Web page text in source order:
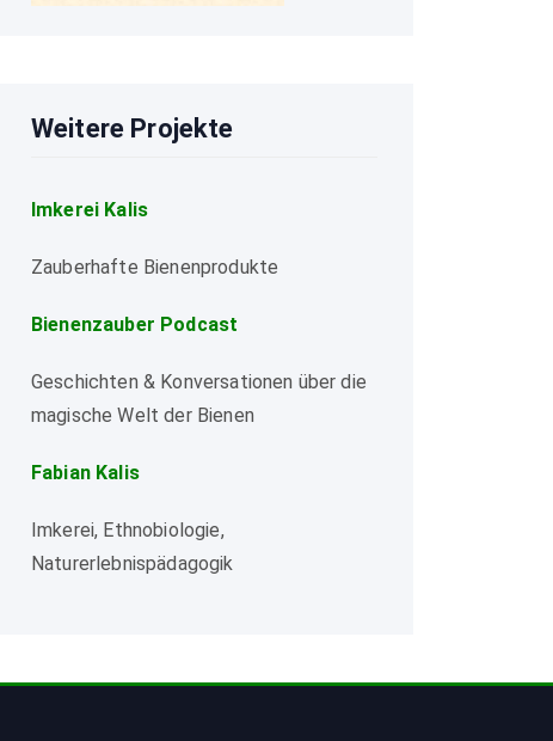
Weitere Projekte
Imkerei Kalis
Zauberhafte Bienenprodukte
Bienenzauber Podcast
Geschichten & Konversationen über die
magische Welt der Bienen
Fabian Kalis
Imkerei, Ethnobiologie,
Naturerlebnispädagogik